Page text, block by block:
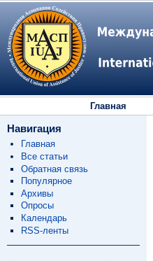
Главная
Навигация
Главная
Все статьи
Обратная связь
Популярное
Архивы
Опросы
Календарь
RSS-ленты